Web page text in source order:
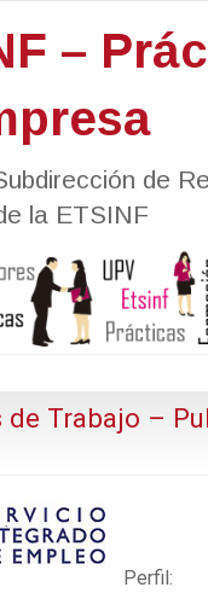
–
de
la ETSINF
de Trabajo –
Perfil: